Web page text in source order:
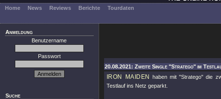
Home News Reviews Berichte Tourdaten
Anmeldung
Benutzername
Passwort
Suche
20.08.2021: Zweite Single "Stratego" im
IRON MAIDEN haben mit"Stratego" die
Testlauf ins Netz geparkt.